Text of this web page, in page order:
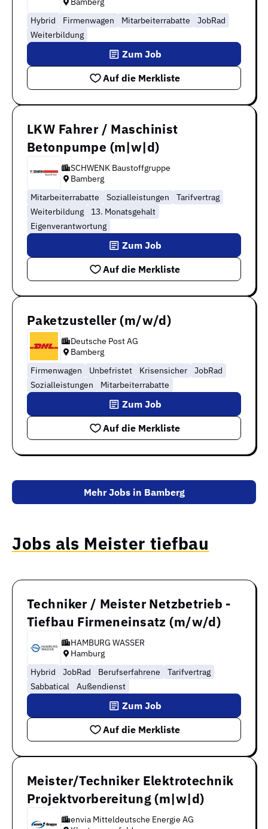
Hybrid
Firmenwagen Mitarbeiterrabatte
JobRad
Weiterbildung
Auf die Merkliste
Zum Job
LKW Fahrer / Maschinist
Betonpumpe (m|w|d)
SCHWENK Baustoffgruppe
Bamberg
Mitarbeiterrabatte
Sozialleistungen
Tarifvertrag
Weiterbildung
13. Monatsgehalt
Eigenverantwortung
Auf die Merkliste
Zum Job
Paketzusteller (m/w/d)
Deutsche Post AG
Bamberg
Firmenwagen
Unbefristet Krisensicher
JobRad
Sozialleistungen
Mitarbeiterrabatte
Auf die Merkliste
Zum Job
Mehr Jobs in Bamberg
Jobs als Meister tiefbau
Techniker / Meister Netzbetrieb -
Tiefbau Firmeneinsatz (m/w/d)
HAMBURG WASSER
Hamburg
Hybrid
JobRad Berufserfahrene
Tarifvertrag
Sabbatical
Außendienst
Auf die Merkliste
Zum Job
Meister/Techniker Elektrotechnik
Projektvorbereitung (m|w|d)
envia Mitteldeutsche Energie AG